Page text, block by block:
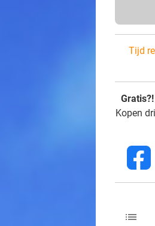
Tijd
Gratis?!
Kopen
fb
list